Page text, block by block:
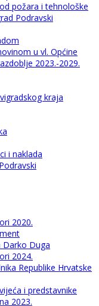
požara i tehnološke
Podravski
u vl. Općine
2023.-2029.
kraja
i naklada
2020.
Darko Duga
2024.
Republike Hrvatske
i predstavnike
2023.